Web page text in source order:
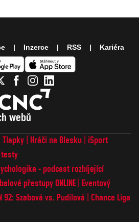
webů
Tlapky Hráči na Blesku
iSport
- podcast rozbíjející
přestupy ONLINE
Eventový
92: Szabová vs. Pudilová
Chance Liga
Inzerce RSS Kariéra